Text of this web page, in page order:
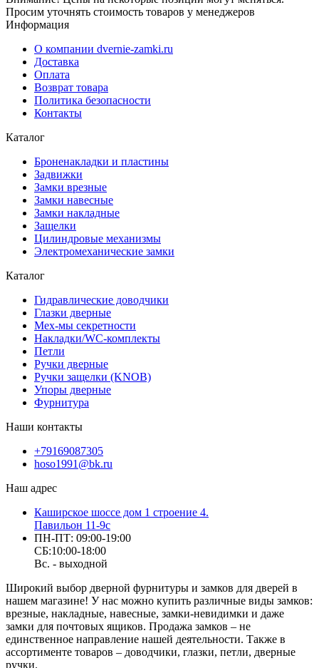
Просим уточнять стоимость товаров у менеджеров
Информация
О компании dvernie-zamki.ru
Доставка
Оплата
Возврат товара
Политика безопасности
Контакты
Каталог
Броненакладки и пластины
Задвижки
Замки врезные
Замки навесные
Замки накладные
Защелки
Цилиндровые механизмы
Электромеханические замки
Каталог
Гидравлические доводчики
Глазки дверные
Мех-мы секретности
Накладки/WC-комплекты
Петли
Ручки дверные
Ручки защелки (KNOB)
Упоры дверные
Фурнитура
Наши контакты
+79169087305
hoso1991@bk.ru
Наш адрес
Каширское шоссе дом 1 строение 4.
Павильон 11-9с
ПН-ПТ: 09:00-19:00
СБ:10:00-18:00
Вс. - выходной
Широкий выбор дверной фурнитуры и замков для дверей в
нашем магазине! У нас можно купить различные виды замков:
врезные, накладные, навесные, замки-невидимки и даже
замки для почтовых ящиков. Продажа замков – не
единственное направление нашей деятельности. Также в
ассортименте товаров – доводчики, глазки, петли, дверные
ручки.